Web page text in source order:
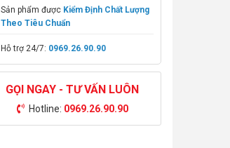
Sản phẩm được Kiểm Định Chất Lượng
Theo Tiêu Chuẩn
Hỗ trợ 24/7: 0969.26.90.90
GỌI NGAY - TƯ VẤN LUÔN
Hotline: 0969.26.90.90